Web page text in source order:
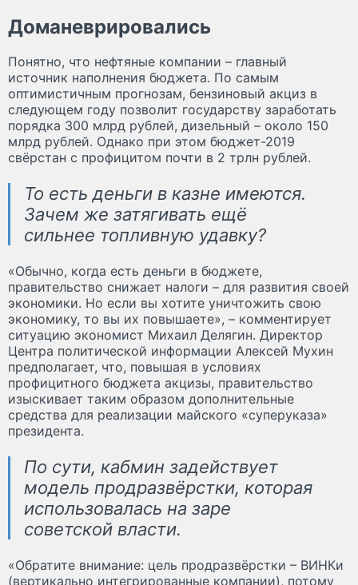
Доманеврировались
Понятно, что нефтяные компании – главный
источник наполнения бюджета. По самым
оптимистичным прогнозам, бензиновый акциз в
следующем году позволит государству заработать
порядка 300 млрд рублей, дизельный – около 150
млрд рублей. Однако при этом бюджет-2019
свёрстан с профицитом почти в 2 трлн рублей.
То есть деньги в казне имеются.
Зачем же затягивать ещё
сильнее топливную удавку?
«Обычно, когда есть деньги в бюджете,
правительство снижает налоги – для развития своей
экономики. Но если вы хотите уничтожить свою
экономику, то вы их повышаете», – комментирует
ситуацию экономист Михаил Делягин. Директор
Центра политической информации Алексей Мухин
предполагает, что, повышая в условиях
профицитного бюджета акцизы, правительство
изыскивает таким образом дополнительные
средства для реализации майского «суперуказа»
президента.
По сути, кабмин задействует
модель продразвёрстки, которая
использовалась на заре
советской власти.
«Обратите внимание: цель продразвёрстки – ВИНКи
(вертикально интегрированные компании), потому